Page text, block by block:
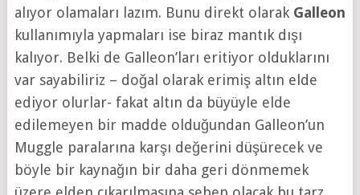
alıyor olamaları lazım. Bunu direkt olarak Galleon
kullanımıyla yapmaları ise biraz mantık dışı
kalıyor. Belki de Galleon’ları eritiyor olduklarını
var sayabiliriz – doğal olarak erimiş altın elde
ediyor olurlar- fakat altın da büyüyle elde
edilemeyen bir madde olduğundan Galleon’un
Muggle paralarına karşı değerini düşürecek ve
böyle bir kaynağın bir daha geri dönmemek